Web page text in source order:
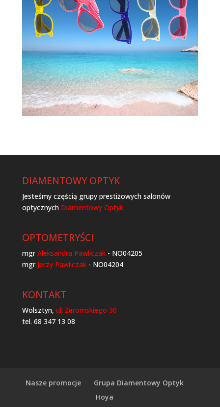
DIAMENTOWY OPTYK
Jesteśmy częścią grupy prestiżowych salonów
optycznych Diamentowy Optyk
OPTOMETRYŚCI
mgrAleksandra Pawliczak- NO04205
mgr Jerzy Pawliczak- NO04204
KONTAKT
Wolsztyn, ul. Żeromskiego 30
tel. 68 347 13 08
Nasze promocje
Grupa Diamentowy Optyk
Hoya